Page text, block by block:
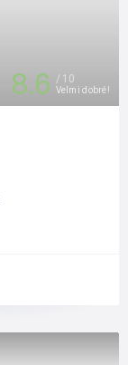
8.6 10
Velmi dobré!